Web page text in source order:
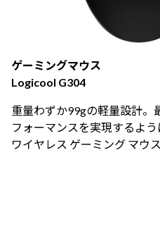
ゲーミングマウス
Logicool G304
重量わずか99gの軽量設計。
フォーマンスを実現するよ
ワイヤレス ゲーミング マウス